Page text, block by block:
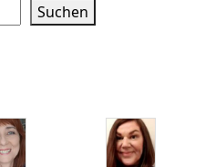
Suchen